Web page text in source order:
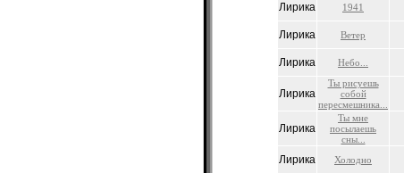
Лирика 1941
Лирика Ветер
Лирика Небо...
Лирика
Ты рисуешь
собой
пересмешника...
Лирика
Ты мне
посылаешь
сны...
Лирика Холодно